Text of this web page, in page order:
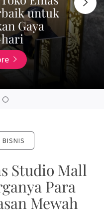
untuk
Gaya
BISNIS
Studio Mall
Para
Mewah